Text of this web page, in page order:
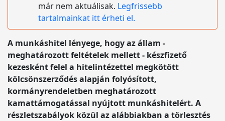
már nem aktuálisak. Legfrissebb
tartalmainkat itt érheti el.
A munkáshitel lényege, hogy az állam -
meghatározott feltételek mellett - készfizető
kezesként felel a hitelintézettel megkötött
kölcsönszerződés alapján folyósított,
kormányrendeletben meghatározott
kamattámogatással nyújtott munkáshitelért. A
részletszabályok közül az alábbiakban a törlesztés